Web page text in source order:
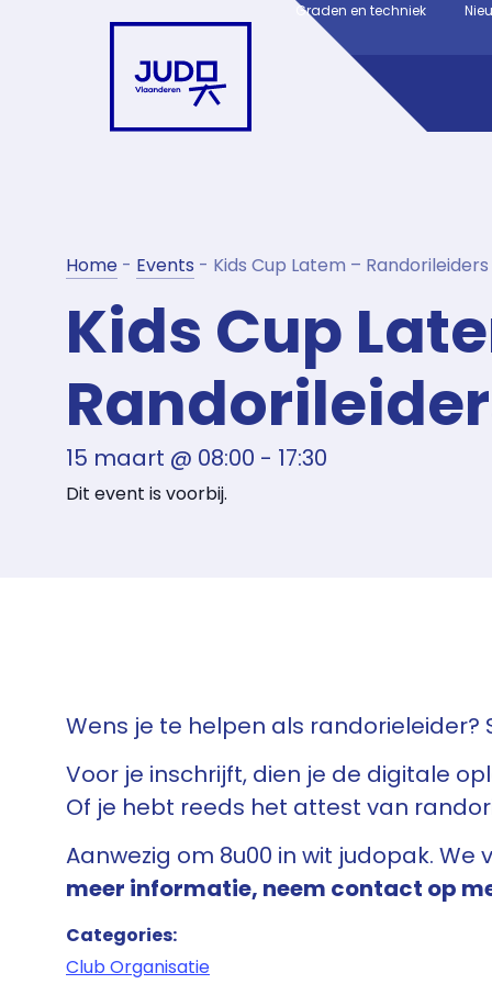
Graden en techniek
Home - Events - Kids Cup Latem – Randorileiders
Kids Cup
15 maart @ 08:00 - 17:30
Dit event is voorbij.
Wens je te helpen als randorieleider?
Voor je inschrijft, dien je de digitale
Of je hebt reeds het attest van
Aanwezig om 8u00 in wit judopak.
meer informatie, neem contact op
Categories:
Club Organisatie